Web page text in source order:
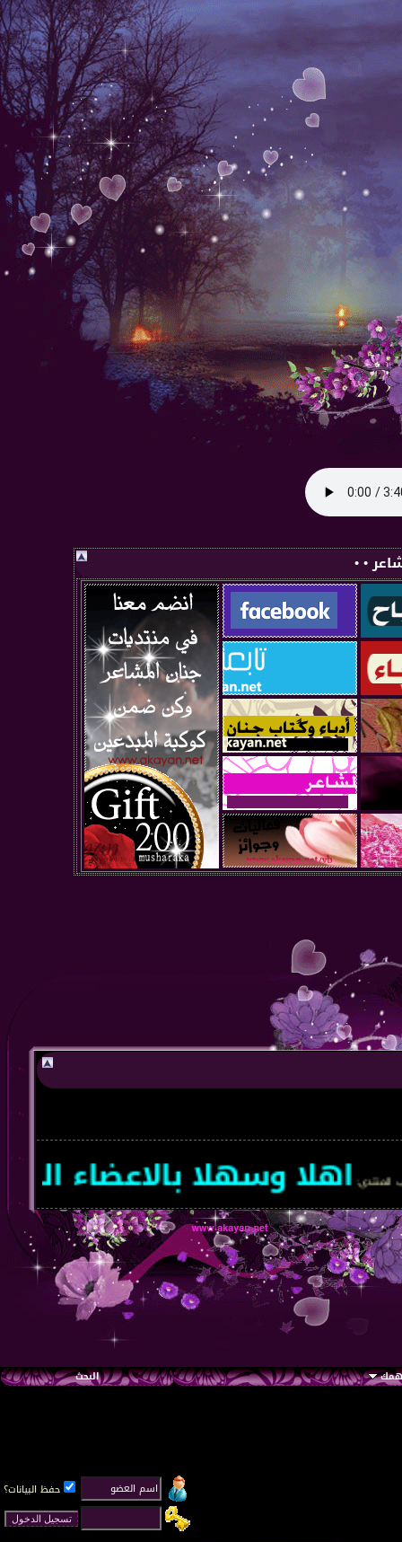
• •
اهلا وسهلا بالاعضاء
البحث
حفظ البيانات؟